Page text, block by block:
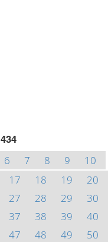
434
6 7 8 9
10
17 18 19
20
27 28 29
30
37 38 39
40
47 48 49
50